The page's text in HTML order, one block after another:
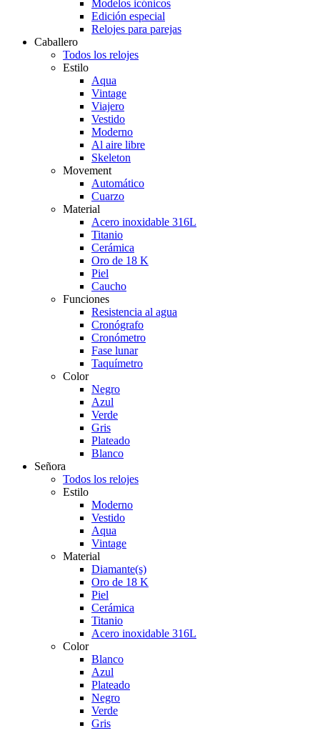
Modelos icónicos
Edición especial
Relojes para parejas
Caballero
Todos los relojes
Estilo
Aqua
Vintage
Viajero
Vestido
Moderno
Al aire libre
Skeleton
Movement
Automático
Cuarzo
Material
Acero inoxidable 316L
Titanio
Cerámica
Oro de 18 K
Piel
Caucho
Funciones
Resistencia al agua
Cronógrafo
Cronómetro
Fase lunar
Taquímetro
Color
Negro
Azul
Verde
Gris
Plateado
Blanco
Señora
Todos los relojes
Estilo
Moderno
Vestido
Aqua
Vintage
Material
Diamante(s)
Oro de 18 K
Piel
Cerámica
Titanio
Acero inoxidable 316L
Color
Blanco
Azul
Plateado
Negro
Verde
Gris